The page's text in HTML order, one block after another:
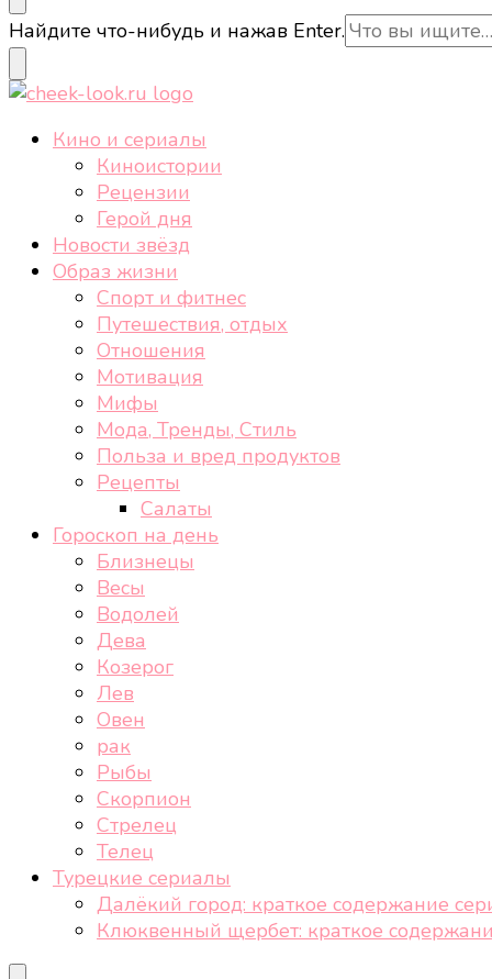
cheek-look.ru
Женский сайт о звездах и кино, а также трендах,
Ищите
что-
то?
Найдите что-нибудь и нажав Enter.
cheek-look.ru
Женский сайт о звездах и кино, а также трендах,
Кино и сериалы
Киноистории
Рецензии
Герой дня
Новости звёзд
Образ жизни
Спорт и фитнес
Путешествия, отдых
Отношения
Мотивация
Мифы
Мода, Тренды, Стиль
Польза и вред продуктов
Рецепты
Салаты
Гороскоп на день
Близнецы
Весы
Водолей
Дева
Козерог
Лев
Овен
рак
Рыбы
Скорпион
Стрелец
Телец
Турецкие сериалы
Далёкий город: краткое содержание
Клюквенный щербет: краткое